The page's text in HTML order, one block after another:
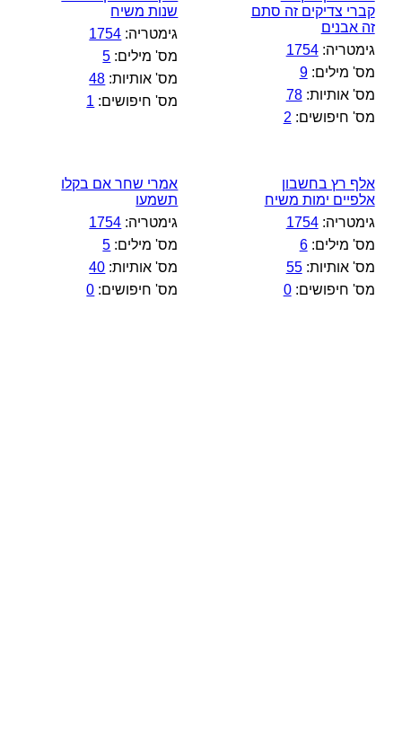
קברי צדיקים זה סתם
זה אבנים
גימטריה:1754
מס' מילים:9
מס' אותיות:78
מס' חיפושים: 2
שנות משיח
גימטריה: 1754
מס' מילים: 5
מס' אותיות: 48
מס' חיפושים: 1
אלף רץ בחשבון
אלפיים ימות משיח
גימטריה:1754
מס' מילים:6
מס' אותיות:55
מס' חיפושים:0
אמרי שחר אם בקלו
תשמעו
גימטריה: 1754
מס' מילים: 5
מס' אותיות: 40
מס' חיפושים: 0